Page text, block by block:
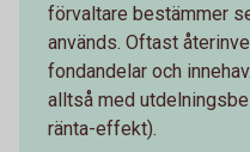
förvaltare bestämmer
används. Oftast
fondandelar och
alltså med
ränta-effekt).